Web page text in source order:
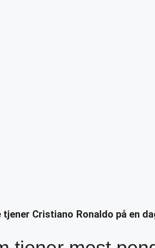
tjener Cristiano Ronaldo på en